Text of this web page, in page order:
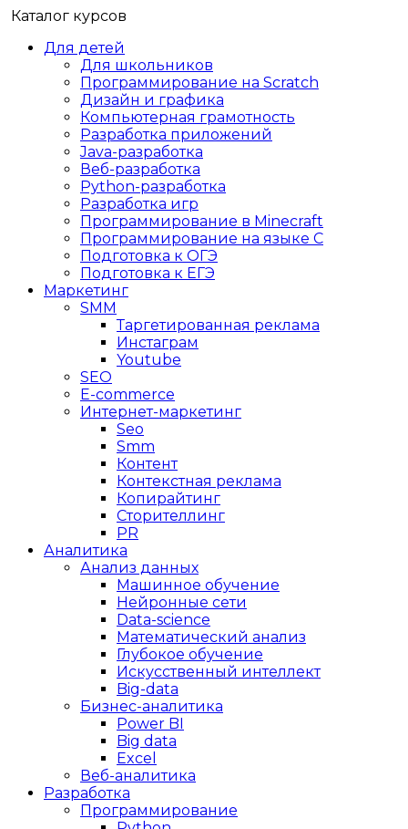
Каталог курсов
Для детей
Для школьников
Программирование на Scratch
Дизайн и графика
Компьютерная грамотность
Разработка приложений
Java-разработка
Веб-разработка
Python-разработка
Разработка игр
Программирование в Minecraft
Программирование на языке C
Подготовка к ОГЭ
Подготовка к ЕГЭ
Маркетинг
SMM
Таргетированная реклама
Инстаграм
Youtube
SEO
E-сommerce
Интернет-маркетинг
Seo
Smm
Контент
Контекстная реклама
Копирайтинг
Сторителлинг
PR
Аналитика
Анализ данных
Машинное обучение
Нейронные сети
Data-science
Математический анализ
Глубокое обучение
Искусственный интеллект
Big-data
Бизнес-аналитика
Power BI
Big data
Excel
Веб-аналитика
Разработка
Программирование